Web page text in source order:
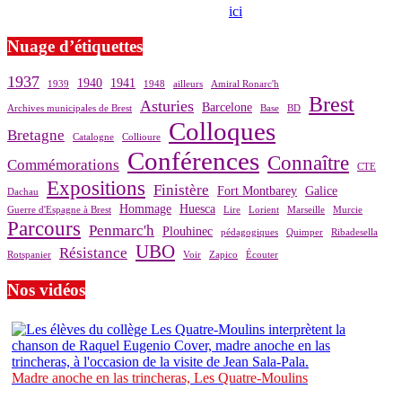
ici
Nuage d’étiquettes
1937 1939 1940 1941 1948 ailleurs Amiral Ronarc'h
Archives municipales de Brest Asturies Barcelone Base BD Brest
Bretagne Catalogne Collioure Colloques
Commémorations Conférences Connaître CTE
Dachau Expositions Finistère Fort Montbarey Galice
Guerre d'Espagne à Brest Hommage Huesca Lire Lorient Marseille Murcie
Parcours Penmarc'h Plouhinec pédagogiques Quimper Ribadesella
Rotspanier Résistance UBO Voir Zapico Écouter
Nos vidéos
Madre anoche en las trincheras, Les Quatre-Moulins